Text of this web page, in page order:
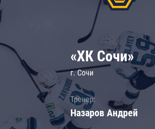
«ХК Сочи»
г. Сочи
Тренер:
Назаров Андрей